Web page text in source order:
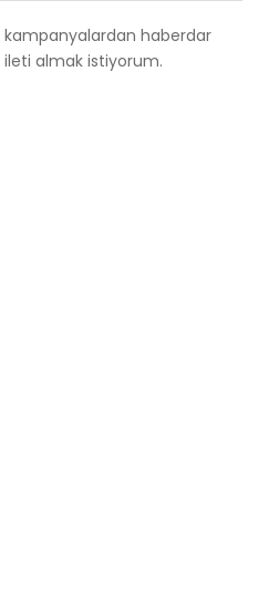
kampanyalardan haberdar
almak istiyorum.